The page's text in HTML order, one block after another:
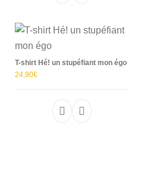
variations. Les options
T-shirt Hé! un stupéfiant mon égo
24,90€
Ce produit a